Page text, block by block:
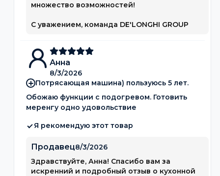
множество возможностей!
С уважением, команда DE'LONGHI GROUP
Анна
8/3/2026
Потрясающая машина) пользуюсь 5 лет.
Обожаю функции с подогревом. Готовить
меренгу одно удовольствие
Я рекомендую этот товар
Продавец8/3/2026
Здравствуйте, Анна! Спасибо вам за
искренний и подробный отзыв о кухонной